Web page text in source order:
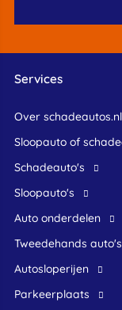
Services
Over schadeautos.nl
Sloopauto of
Schadeauto's
Sloopauto's
Auto onderdelen
Tweedehands auto's
Autosloperijen
Parkeerplaats